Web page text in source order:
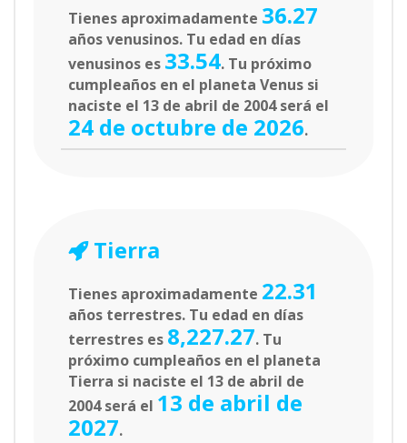
Tienes aproximadamente 36.27
años venusinos. Tu edad en días
venusinos es 33.54. Tu próximo
cumpleaños en el planeta Venus si
naciste el 13 de abril de 2004 será el
24 de octubre de 2026.
Tierra
Tienes aproximadamente 22.31
años terrestres. Tu edad en días
terrestres es 8,227.27. Tu
próximo cumpleaños en el planeta
Tierra si naciste el 13 de abril de
2004 será el 13 de abril de
2027.